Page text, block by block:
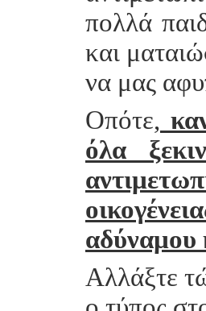
πολλά
και
να μας
Οπότε,
όλα
αδύναμου
Αλλάξτε